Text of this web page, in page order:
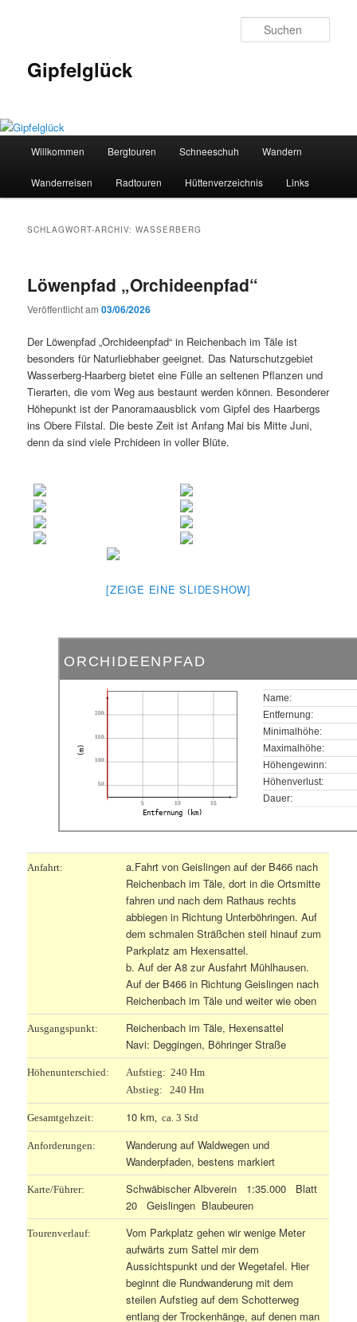
Gipfelglück
Willkommen Bergtouren Schneeschuh Wandern
Wanderreisen Radtouren Hüttenverzeichnis Links
SCHLAGWORT-ARCHIV:WASSERBERG
Löwenpfad „Orchideenpfad“
Veröffentlicht am03/06/2026
Der Löwenpfad „Orchideenpfad“ in Reichenbach im Täle ist
besonders für Naturliebhaber geeignet. Das Naturschutzgebiet
Wasserberg-Haarberg bietet eine Fülle an seltenen Pflanzen und
Tierarten, die vom Weg aus bestaunt werden können. Besonderer
Höhepunkt ist der Panoramaausblick vom Gipfel des Haarbergs
ins Obere Filstal. Die beste Zeit ist Anfang Mai bis Mitte Juni,
denn da sind viele Prchideen in voller Blüte.
[ZEIGE EINE SLIDESHOW]
ORCHIDEENPFAD
50
100
150
200
5 10 15
Entfernung (km)
(m)
Name:
Entfernung:
Minimalhöhe:
Maximalhöhe:
Höhengewinn:
Höhenverlust:
Dauer:
Anfahrt:
a.Fahrt von Geislingen auf der B466 nach
Reichenbach im Täle, dort in die Ortsmitte
fahren und nach dem Rathaus rechts
abbiegen in Richtung Unterböhringen. Auf
dem schmalen Sträßchen steil hinauf zum
Parkplatz am Hexensattel.
b. Auf der A8 zur Ausfahrt Mühlhausen.
Auf der B466 in Richtung Geislingen nach
Reichenbach im Täle und weiter wie oben
Ausgangspunkt:
Reichenbach im Täle, Hexensattel
Navi: Deggingen, Böhringer Straße
Höhenunterschied:
Aufstieg: 240 Hm
Abstieg: 240 Hm
Gesamtgehzeit: 10 km, ca. 3 Std
Anforderungen:
Wanderung auf Waldwegen und
Wanderpfaden, bestens markiert
Karte/Führer:
Schwäbischer Albverein 1:35.000 Blatt
20 Geislingen Blaubeuren
Tourenverlauf:
Vom Parkplatz gehen wir wenige Meter
aufwärts zum Sattel mir dem
Aussichtspunkt und der Wegetafel. Hier
beginnt die Rundwanderung mit dem
steilen Aufstieg auf dem Schotterweg
entlang der Trockenhänge, auf denen man